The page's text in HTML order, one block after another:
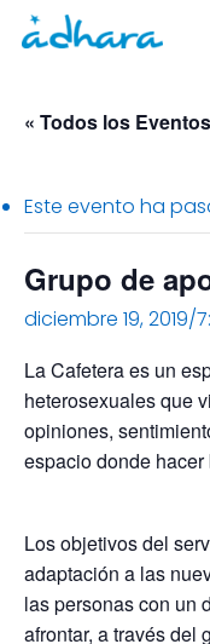
Skip
main
« Todos los Eventos
Este evento ha
Grupo de
diciembre 19, 2019/
La Cafetera es un
heterosexuales que
opiniones,
espacio donde
Los objetivos del
adaptación a las
las personas con un
afrontar, a través del